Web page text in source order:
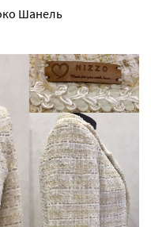
Шанель